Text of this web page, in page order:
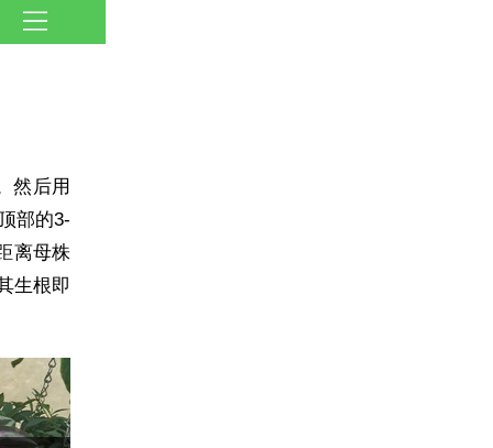
然后用
部的3-
离母株
生根即